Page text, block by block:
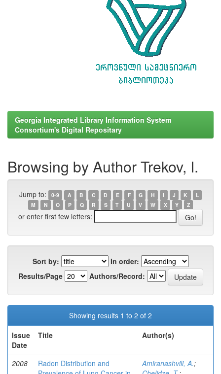
Georgia Integrated Library Information System
Consortium's Digital Repositary
Browsing by Author Trekov, I.
Jump to: 0-9 A B C D E F G H I J K
L
M
N O P Q R S T U V W X Y Z
or enter first few letters:
Sort by:
In order:
Results/Page
Authors/Record:
Showing results 1 to 2 of 2
Issue
Date
Title Author(s)
2008
Radon Distribution and
Amiranashvili, A.;